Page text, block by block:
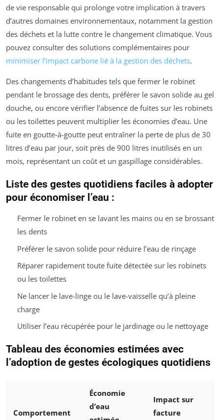
de vie responsable qui prolonge votre implication à travers
d’autres domaines environnementaux, notamment la gestion
des déchets et la lutte contre le changement climatique. Vous
pouvez consulter des solutions complémentaires pour
minimiser l’impact carbone lié à la gestion des déchets.
Des changements d’habitudes tels que fermer le robinet
pendant le brossage des dents, préférer le savon solide au gel
douche, ou encore vérifier l’absence de fuites sur les robinets
ou les toilettes peuvent multiplier les économies d’eau. Une
fuite en goutte-à-goutte peut entraîner la perte de plus de 30
litres d’eau par jour, soit près de 900 litres inutilisés en un
mois, représentant un coût et un gaspillage considérables.
Liste des gestes quotidiens faciles à adopter
pour économiser l’eau :
Fermer le robinet en se lavant les mains ou en se brossant
les dents
Préférer le savon solide pour réduire l’eau de rinçage
Réparer rapidement toute fuite détectée sur les robinets
ou les toilettes
Ne lancer le lave-linge ou le lave-vaisselle qu’à pleine
charge
Utiliser l’eau récupérée pour le jardinage ou le nettoyage
Tableau des économies estimées avec
l’adoption de gestes écologiques quotidiens
Comportement
Économie
d’eau
Impact sur
facture